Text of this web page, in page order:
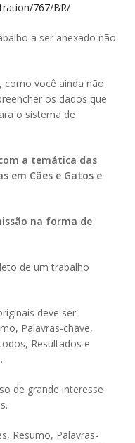
767/BR/
a ser anexado não
como você ainda não
os dados que
o sistema de
a temática das
em Cães e Gatos e
na forma de
de um trabalho
deve ser
Palavras-chave,
Resultados e
de grande interesse
Resumo, Palavras-